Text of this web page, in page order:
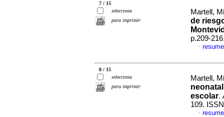
7 / 15
selecciona
para imprimir
Martell,
de
p.209-
·
8 / 15
selecciona
para imprimir
Martell,
escolar.
109.
·